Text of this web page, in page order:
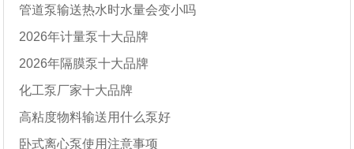
管道泵输送热水时水量会变小吗
2026年计量泵十大品牌
2026年隔膜泵十大品牌
化工泵厂家十大品牌
高粘度物料输送用什么泵好
卧式离心泵使用注意事项